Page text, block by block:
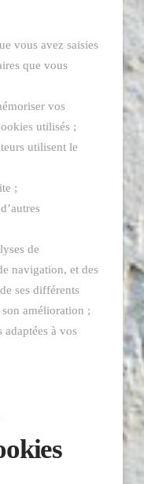
vous avez saisies
que vous
vos
utilisés ;
utilisent le
;
de
navigation, et des
ses différents
amélioration ;
à vos